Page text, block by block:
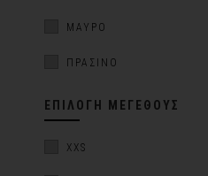
ΜΑΎΡΟ
ΠΡΆΣΙΝΟ
ΕΠΙΛΟΓΉ ΜΕΓΈΘΟΥΣ
XXS